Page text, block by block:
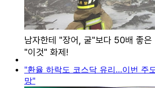
"환율 하락도 코스닥 유리…이번 주
망"